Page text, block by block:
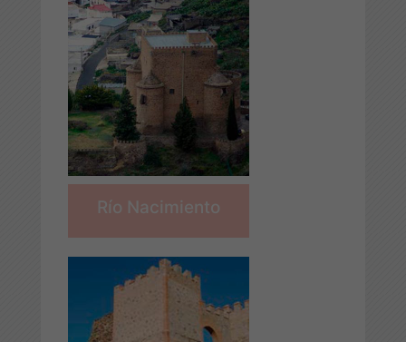
Río Nacimiento